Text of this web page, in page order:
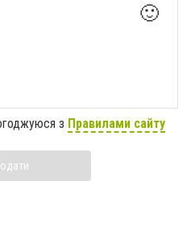
🙂
з Правилами сайту